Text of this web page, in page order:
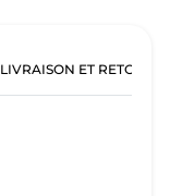
LIVRAISON ET RETOURS